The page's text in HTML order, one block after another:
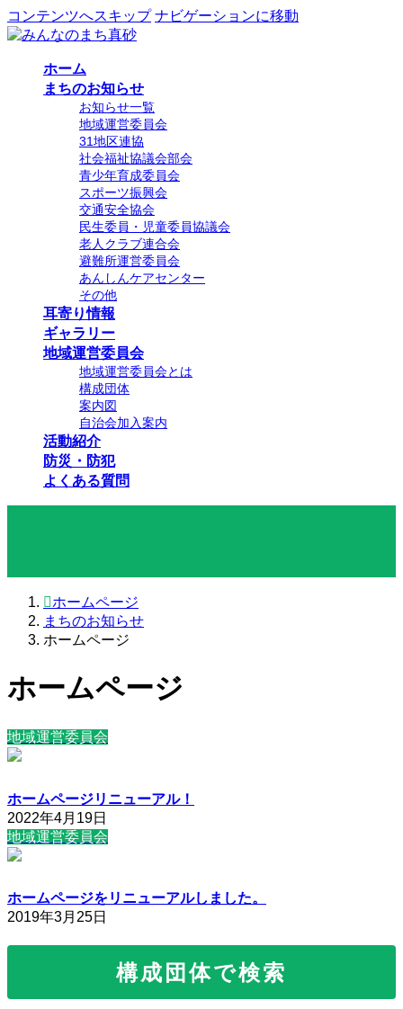
コンテンツへスキップ ナビゲーションに移動
ホーム
まちのお知らせ
お知らせ一覧
地域運営委員会
31地区連協
社会福祉協議会部会
青少年育成委員会
スポーツ振興会
交通安全協会
民生委員・児童委員協議会
老人クラブ連合会
避難所運営委員会
あんしんケアセンター
その他
耳寄り情報
ギャラリー
地域運営委員会
地域運営委員会とは
構成団体
案内図
自治会加入案内
活動紹介
防災・防犯
よくある質問
ホームページ
まちのお知らせ
ホームページ
ホームページ
地域運営委員会
ホームページリニューアル！
2022年4月19日
地域運営委員会
ホームページをリニューアルしました。
2019年3月25日
構成団体で検索